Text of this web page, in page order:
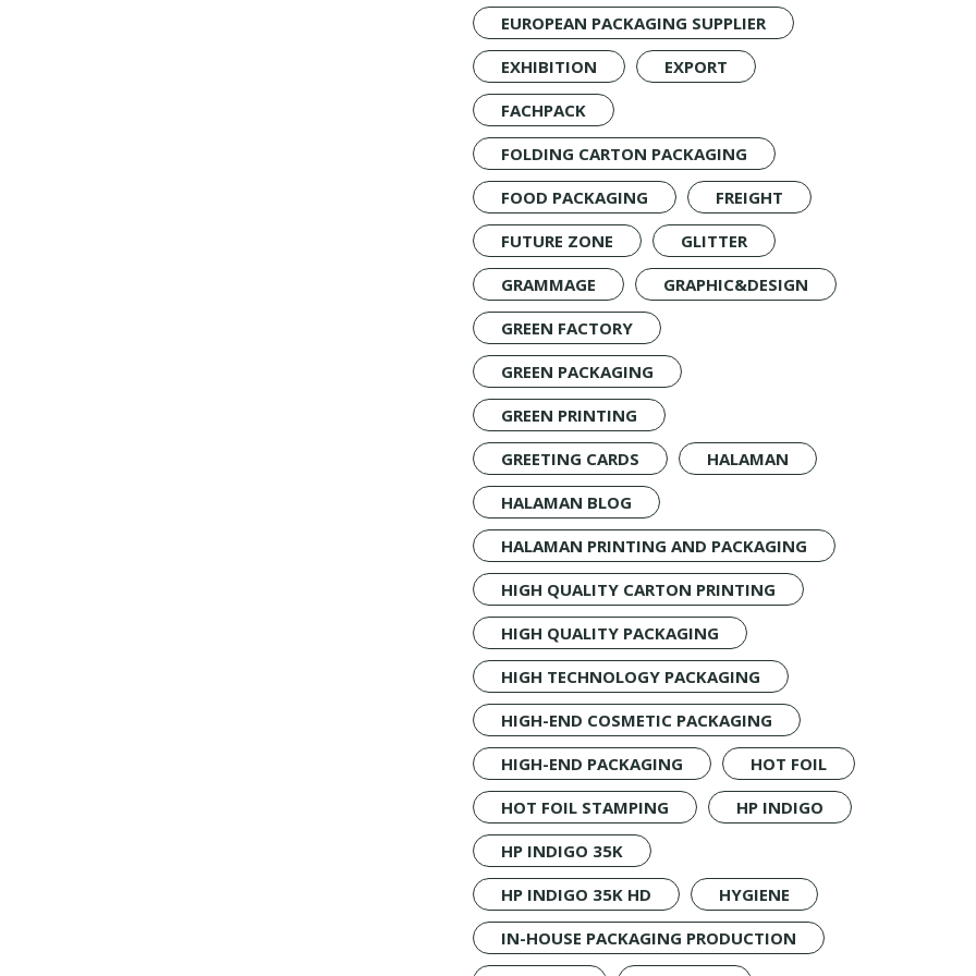
EUROPEAN PACKAGING SUPPLIER
EXHIBITION
EXPORT
FACHPACK
FOLDING CARTON PACKAGING
FOOD PACKAGING
FREIGHT
FUTURE ZONE
GLITTER
GRAMMAGE
GRAPHIC&DESIGN
GREEN FACTORY
GREEN PACKAGING
GREEN PRINTING
GREETING CARDS
HALAMAN
HALAMAN BLOG
HALAMAN PRINTING AND PACKAGING
HIGH QUALITY CARTON PRINTING
HIGH QUALITY PACKAGING
HIGH TECHNOLOGY PACKAGING
HIGH-END COSMETIC PACKAGING
HIGH-END PACKAGING
HOT FOIL
HOT FOIL STAMPING
HP INDIGO
HP INDIGO 35K
HP INDIGO 35K HD
HYGIENE
IN-HOUSE PACKAGING PRODUCTION